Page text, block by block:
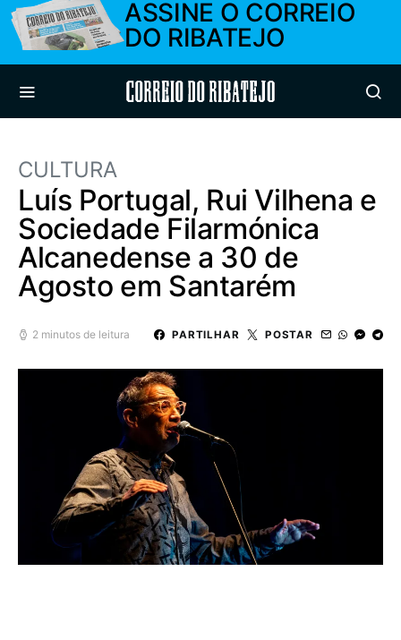
ASSINE O CORREIO
DO RIBATEJO
Correio do Ribatejo
CULTURA
Luís Portugal, Rui Vilhena e
Sociedade Filarmónica
Alcanedense a 30 de
Agosto em Santarém
2 minutos de leitura PARTILHAR POSTAR